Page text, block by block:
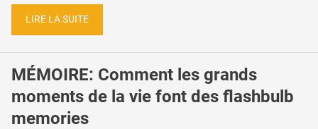
LIRE LA SUITE
MÉMOIRE: Comment les grands
moments de la vie font des flashbulb
memories